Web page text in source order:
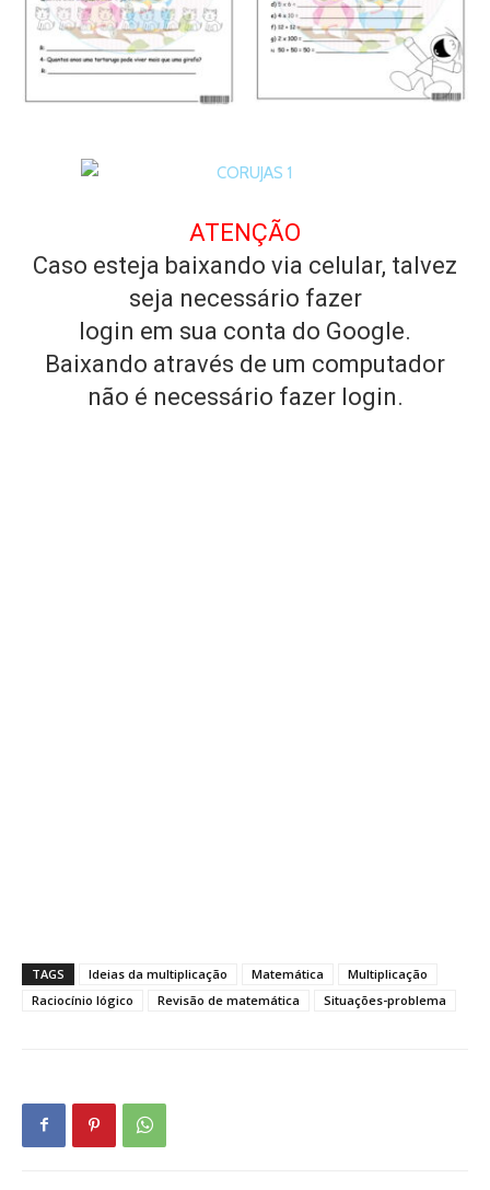
ATENÇÃO
Caso esteja baixando via celular, talvez
seja necessário fazer
login em sua conta do Google.
Baixando através de um computador
não é necessário fazer login.
TAGS Ideias da multiplicação Matemática
Multiplicação
Raciocínio lógico
Revisão de matemática Situações-problema